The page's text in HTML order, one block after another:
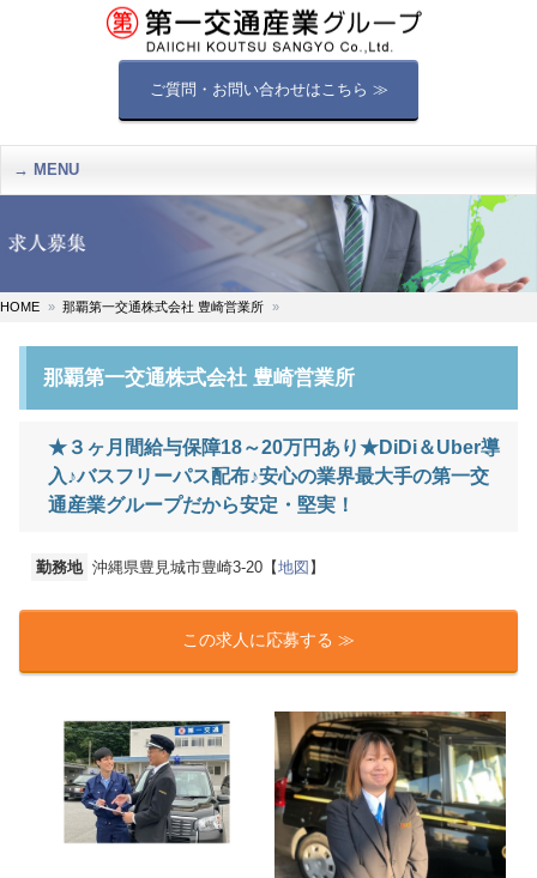
ご質問・お問い合わせはこちら ≫
MENU
HOME 那覇第一交通株式会社 豊崎営業所
那覇第一交通株式会社 豊崎営業所
★３ヶ月間給与保障18～20万円あり★DiDi＆Uber導
入♪バスフリーパス配布♪安心の業界最大手の第一交
通産業グループだから安定・堅実！
勤務地 沖縄県豊見城市豊崎3-20【地図】
この求人に応募する ≫